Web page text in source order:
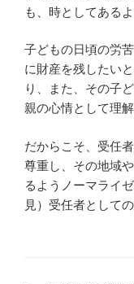
も、時としてある
子どもの日頃の労
に財産を残したい
り、また、その子
親の心情として理
だからこそ、受任
尊重し、その地域
るようノーマライ
見）受任者として